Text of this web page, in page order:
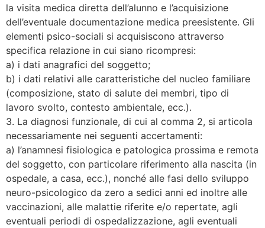
la visita medica diretta dell’alunno e l’acquisizione
dell’eventuale documentazione medica preesistente. Gli
elementi psico-sociali si acquisiscono attraverso
specifica relazione in cui siano ricompresi:
a) i dati anagrafici del soggetto;
b) i dati relativi alle caratteristiche del nucleo familiare
(composizione, stato di salute dei membri, tipo di
lavoro svolto, contesto ambientale, ecc.).
3. La diagnosi funzionale, di cui al comma 2, si articola
necessariamente nei seguenti accertamenti:
a) l’anamnesi fisiologica e patologica prossima e remota
del soggetto, con particolare riferimento alla nascita (in
ospedale, a casa, ecc.), nonché alle fasi dello sviluppo
neuro-psicologico da zero a sedici anni ed inoltre alle
vaccinazioni, alle malattie riferite e/o repertate, agli
eventuali periodi di ospedalizzazione, agli eventuali